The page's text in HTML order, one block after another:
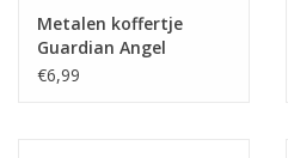
Metalen koffertje
Guardian Angel
€6,99